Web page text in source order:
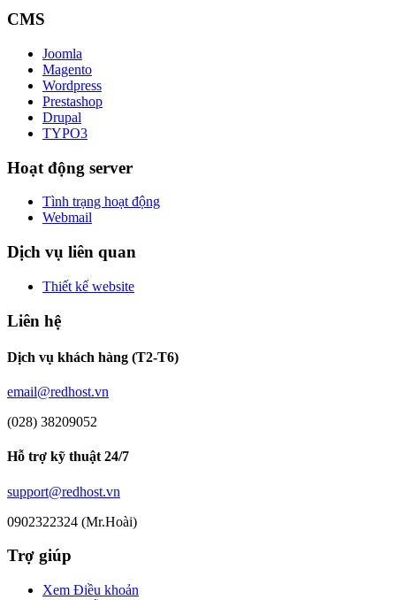
CMS
Joomla
Magento
Wordpress
Prestashop
Drupal
TYPO3
Hoạt động server
Tình trạng hoạt động
Webmail
Dịch vụ liên quan
Thiết kế website
Liên hệ
Dịch vụ khách hàng (T2-T6)
email@redhost.vn
(028) 38209052
Hỗ trợ kỹ thuật 24/7
support@redhost.vn
0902322324 (Mr.Hoài)
Trợ giúp
Xem Điều khoản